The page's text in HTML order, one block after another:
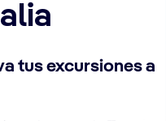
tus excursiones a